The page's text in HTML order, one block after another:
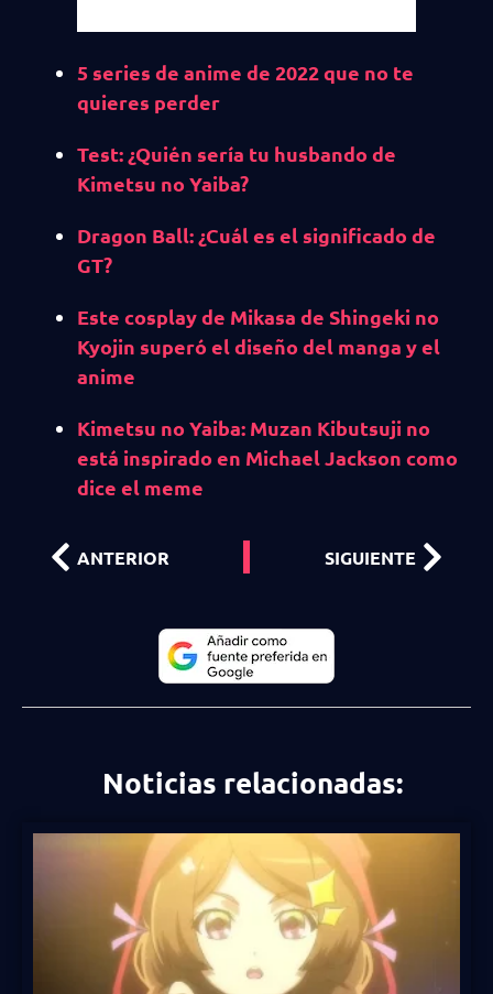
5 series de anime de 2022 que no te
quieres perder
Test: ¿Quién sería tu husbando de
Kimetsu no Yaiba?
Dragon Ball: ¿Cuál es el significado de
GT?
Este cosplay de Mikasa de Shingeki no
Kyojin superó el diseño del manga y el
anime
Kimetsu no Yaiba: Muzan Kibutsuji no
está inspirado en Michael Jackson como
dice el meme
ANTERIOR SIGUIENTE
Noticias relacionadas: